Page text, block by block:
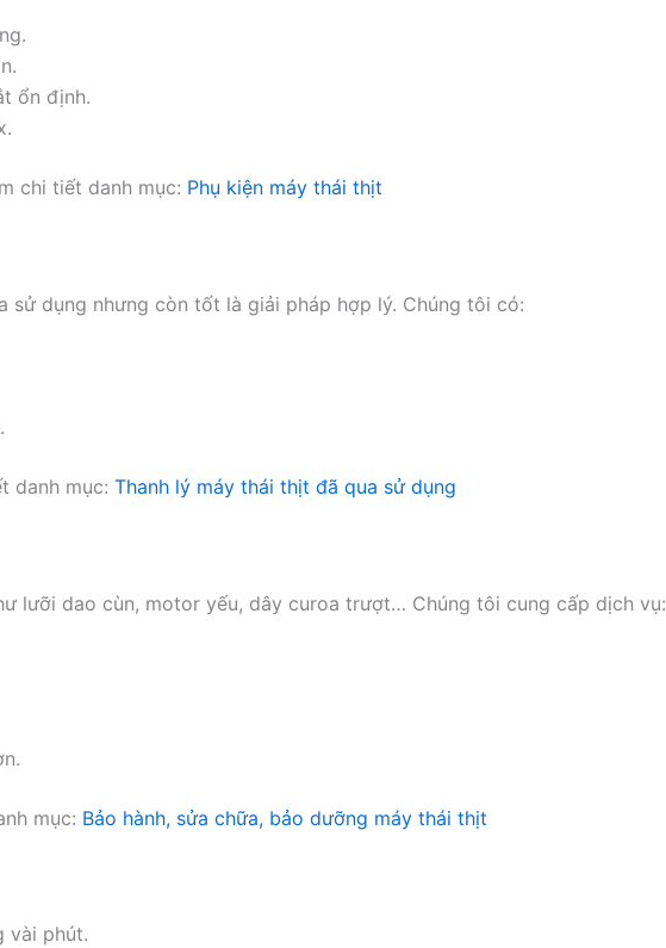
ổn định.
chi tiết danh mục: Phụ kiện máy thái thịt
dụng nhưng còn tốt là giải pháp hợp lý. Chúng tôi có:
danh mục: Thanh lý máy thái thịt đã qua sử dụng
lưỡi dao cùn, motor yếu, dây curoa trượt… Chúng tôi cung cấp dịch vụ:
mục: Bảo hành, sửa chữa, bảo dưỡng máy thái thịt
vài phút.